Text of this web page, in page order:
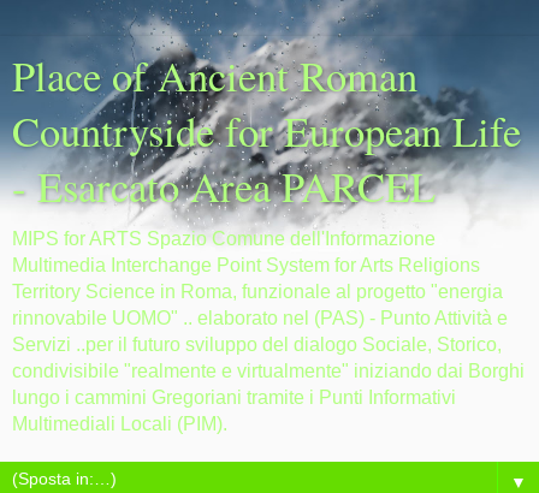
Place of Ancient Roman
Countryside for European Life
- Esarcato Area PARCEL
MIPS for ARTS Spazio Comune dell'Informazione
Multimedia Interchange Point System for Arts Religions
Territory Science in Roma, funzionale al progetto "energia
rinnovabile UOMO" .. elaborato nel (PAS) - Punto Attività e
Servizi ..per il futuro sviluppo del dialogo Sociale, Storico,
condivisibile "realmente e virtualmente" iniziando dai Borghi
lungo i cammini Gregoriani tramite i Punti Informativi
Multimediali Locali (PIM).
▼